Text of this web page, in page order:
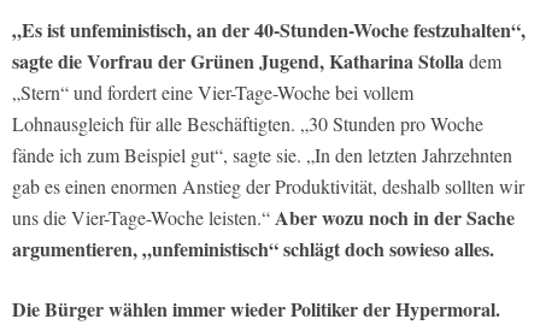
„Es ist unfeministisch, an der 40-Stunden-Woche festzuhalten“,
sagte die Vorfrau der Grünen Jugend, Katharina Stolladem
„Stern“ und fordert eine Vier-Tage-Woche bei vollem
Lohnausgleich für alle Beschäftigten. „30 Stunden pro Woche
fände ich zum Beispiel gut“, sagte sie. „In den letzten Jahrzehnten
gab es einen enormen Anstieg der Produktivität, deshalb sollten wir
uns die Vier-Tage-Woche leisten.“Aber wozu noch in der Sache
argumentieren, „unfeministisch“ schlägt doch sowieso alles.
Die Bürger wählen immer wieder Politiker der Hypermoral.